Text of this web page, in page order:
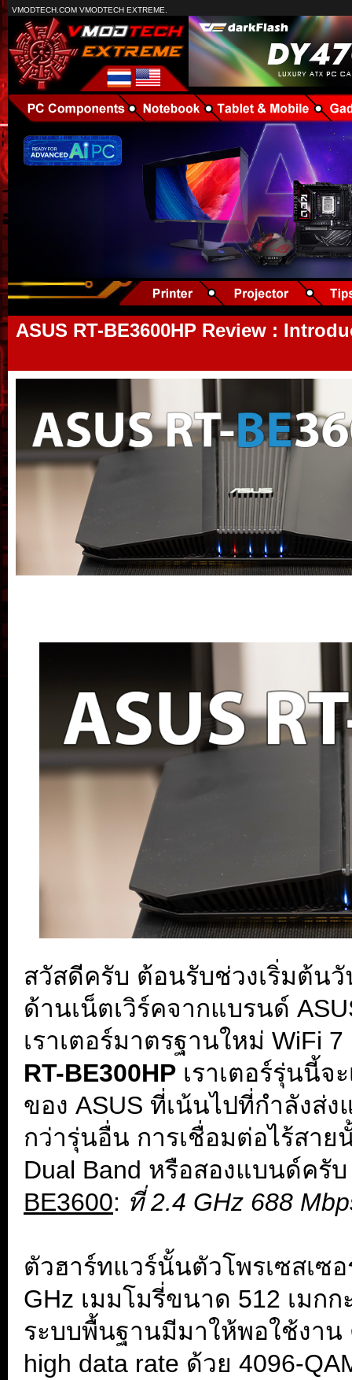
VMODTECH.COM VMODTECH EXTREME.
ASUS RT-BE3600HP Review :
สวัสดีครับ ต้อนรับช่วงเริ่มต้
ด้านเน็ตเวิร์คจากแบรนด์
เราเตอร์มาตรฐานใหม่ WiFi
RT-BE300HP เราเตอร์รุ่นนี้จ
ของ ASUS ที่เน้นไปที่กำลังส่
กว่ารุ่นอื่น การเชื่อมต่อไร้ส
Dual Band หรือสองแบนด์ครั
BE3600: ที่ 2.4 GHz 688
ตัวฮาร์ทแวร์นั้นตัวโพรเซสเซ
GHz เมมโมรี่ขนาด 512 เมก
ระบบพื้นฐานมีมาให้พอใช้งาน
high data rate ด้วย 4096-